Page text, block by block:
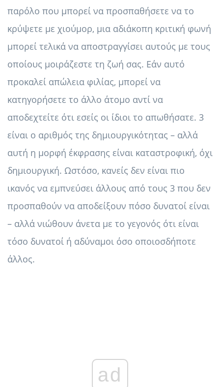
παρόλο που μπορεί να προσπαθήσετε να το
κρύψετε με χιούμορ, μια αδιάκοπη κριτική φωνή
μπορεί τελικά να αποστραγγίσει αυτούς με τους
οποίους μοιράζεστε τη ζωή σας. Εάν αυτό
προκαλεί απώλεια φιλίας, μπορεί να
κατηγορήσετε το άλλο άτομο αντί να
αποδεχτείτε ότι εσείς οι ίδιοι το απωθήσατε. 3
είναι ο αριθμός της δημιουργικότητας – αλλά
αυτή η μορφή έκφρασης είναι καταστροφική, όχι
δημιουργική. Ωστόσο, κανείς δεν είναι πιο
ικανός να εμπνεύσει άλλους από τους 3 που δεν
προσπαθούν να αποδείξουν πόσο δυνατοί είναι
– αλλά νιώθουν άνετα με το γεγονός ότι είναι
τόσο δυνατοί ή αδύναμοι όσο οποιοσδήποτε
άλλος.
ad